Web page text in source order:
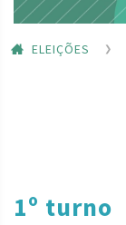
ELEIÇÕES
1º turno